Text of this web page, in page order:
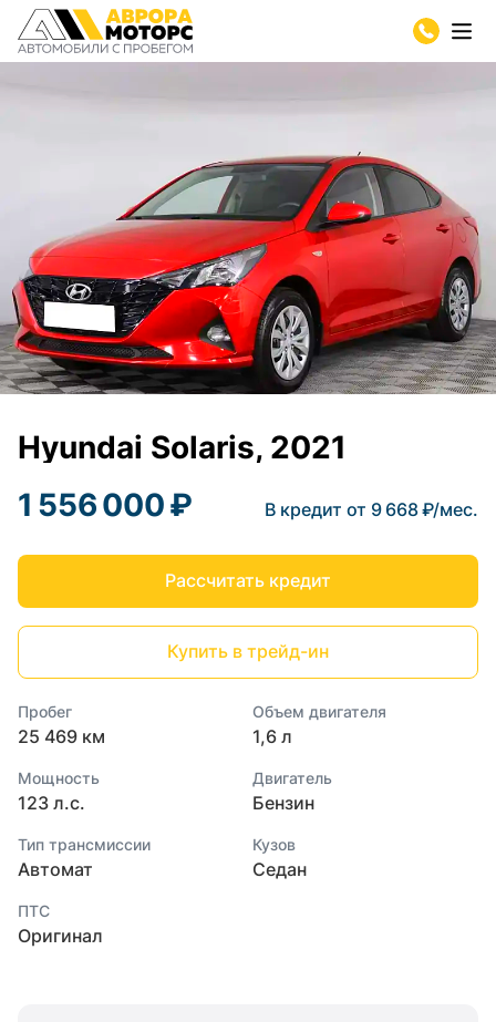
Hyundai Solaris, 2021
1 556 000 ₽
В кредит от 9 668 ₽/мес.
Рассчитать кредит
Купить в трейд-ин
Пробег
25 469 км
Объем двигателя
1,6 л
Мощность
123 л.с.
Двигатель
Бензин
Тип трансмиссии
Автомат
Кузов
Седан
ПТС
Оригинал